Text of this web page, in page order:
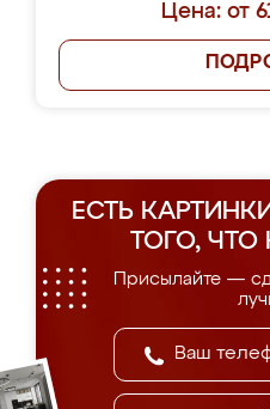
Цена: от
ЕСТЬ
ТОГО, ЧТО
Присылайте —